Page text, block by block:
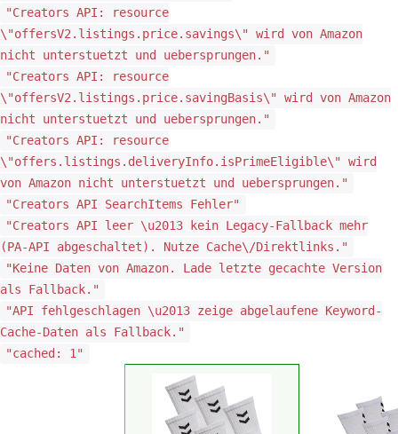
"Creators API: resource
\"offersV2.listings.price.savings\" wird von Amazon
nicht unterstuetzt und uebersprungen."
"Creators API: resource
\"offersV2.listings.price.savingBasis\" wird von Amazon
nicht unterstuetzt und uebersprungen."
"Creators API: resource
\"offers.listings.deliveryInfo.isPrimeEligible\" wird
von Amazon nicht unterstuetzt und uebersprungen."
"Creators API SearchItems Fehler"
"Creators API leer \u2013 kein Legacy-Fallback mehr
(PA-API abgeschaltet). Nutze Cache\/Direktlinks."
"Keine Daten von Amazon. Lade letzte gecachte Version
als Fallback."
"API fehlgeschlagen \u2013 zeige abgelaufene Keyword-
Cache-Daten als Fallback."
"cached: 1"